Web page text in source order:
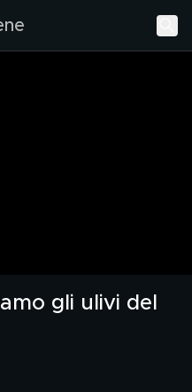
gli ulivi del